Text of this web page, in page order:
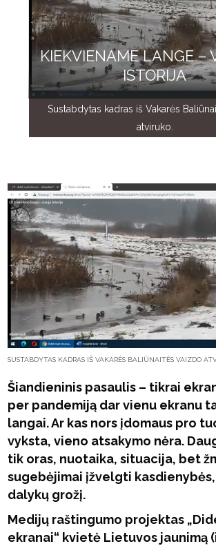
KIEKVIENAME LANGE –
ISTORIJA
Sustabdytas kadras iš Vakarės
atviruko.
SUSTABDYTAS KADRAS IŠ VAKARĖS BALIŪNAITĖS VAIZDO
Šiandieninis pasaulis – tikrai
per pandemiją dar vienu ekranu
langai. Ar kas nors įdomaus pro
vyksta, vieno atsakymo nėra.
tik oras, nuotaika, situacija, bet
sugebėjimai įžvelgti
dalykų grožį.
Medijų raštingumo projektas
ekranai“ kvietė Lietuvos jaunimą